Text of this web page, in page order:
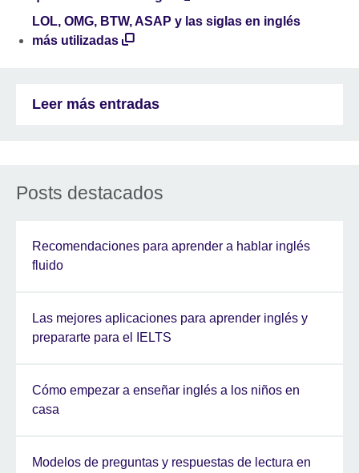
LOL, OMG, BTW, ASAP y las siglas en inglés
más utilizadas
Leer más entradas
Posts destacados
Recomendaciones para aprender a hablar inglés
fluido
Las mejores aplicaciones para aprender inglés y
prepararte para el IELTS
Cómo empezar a enseñar inglés a los niños en
casa
Modelos de preguntas y respuestas de lectura en